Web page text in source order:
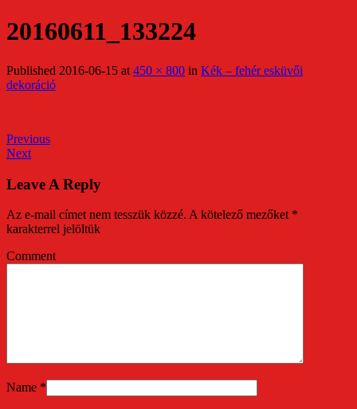
20160611_133224
Published 2016-06-15 at 450 × 800 in Kék – fehér esküvői
dekoráció
Previous
Next
Leave A Reply
Az e-mail címet nem tesszük közzé. A kötelező mezőket *
karakterrel jelöltük
Comment
Name *